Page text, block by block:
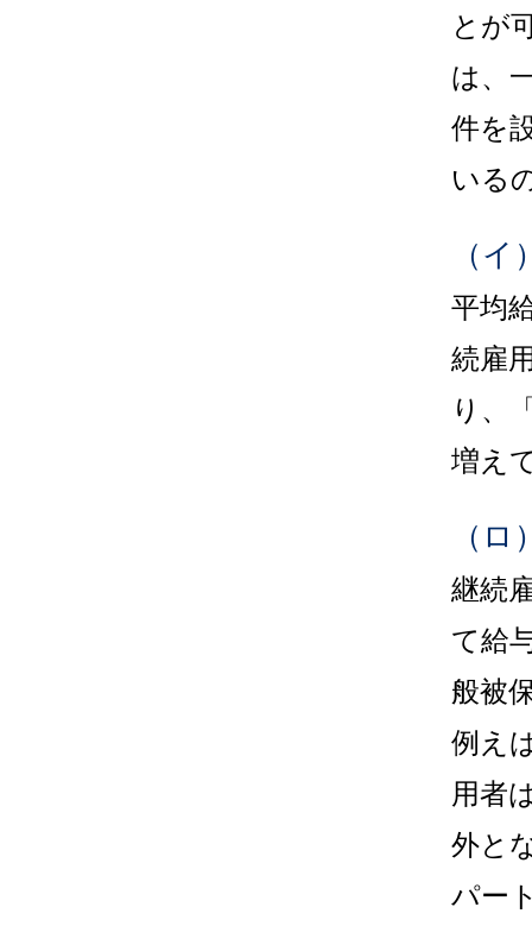
とが
は、
件を
いる
（
平均
続雇
り、
増え
（
継続
て給
般被
例え
用者
外と
パー